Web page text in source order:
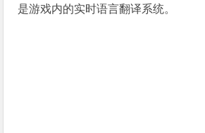
是游戏内的实时语言翻译系统。